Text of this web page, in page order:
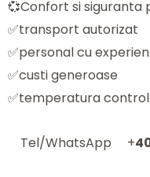
💞Confort si siguranta
✅transport autorizat
✅personal cu
✅custi generoase
✅temperatura
Tel/WhatsApp +